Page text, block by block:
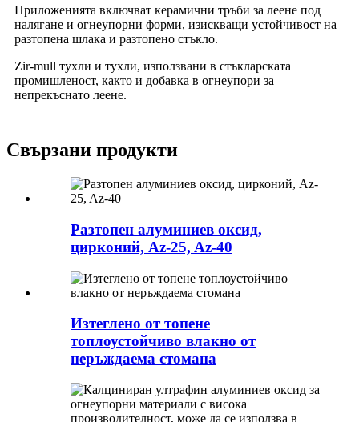
Приложенията включват керамични тръби за леене под
налягане и огнеупорни форми, изискващи устойчивост на
разтопена шлака и разтопено стъкло.
Zir-mull тухли и тухли, използвани в стъкларската
промишленост, както и добавка в огнеупори за
непрекъснато леене.
Свързани продукти
Разтопен алуминиев оксид,
цирконий, Az-25, Az-40
Изтеглено от топене
топлоустойчиво влакно от
неръждаема стомана